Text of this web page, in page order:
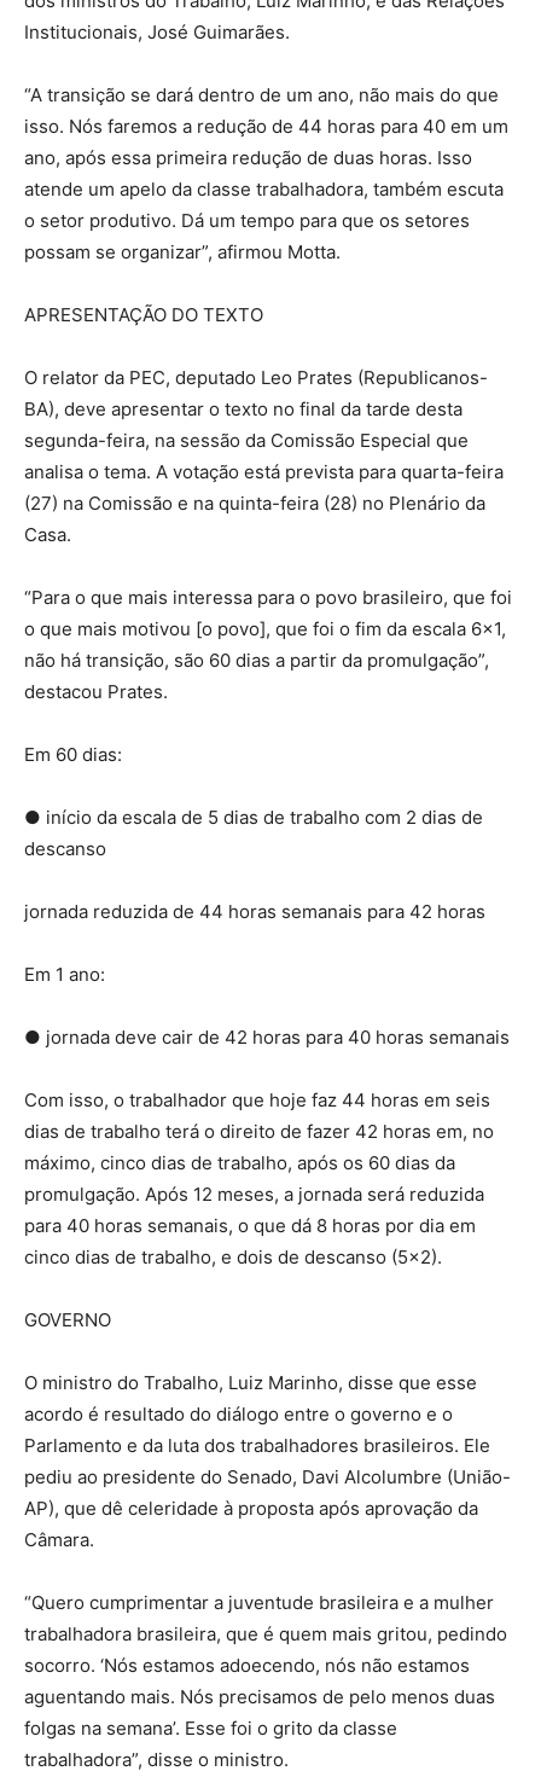
Institucionais, José Guimarães.
“A transição se dará dentro de um ano, não mais do que
isso. Nós faremos a redução de 44 horas para 40 em um
ano, após essa primeira redução de duas horas. Isso
atende um apelo da classe trabalhadora, também escuta
o setor produtivo. Dá um tempo para que os setores
possam se organizar”, afirmou Motta.
APRESENTAÇÃO DO TEXTO
O relator da PEC, deputado Leo Prates (Republicanos-
BA), deve apresentar o texto no final da tarde desta
segunda-feira, na sessão da Comissão Especial que
analisa o tema. A votação está prevista para quarta-feira
(27) na Comissão e na quinta-feira (28) no Plenário da
Casa.
“Para o que mais interessa para o povo brasileiro, que foi
o que mais motivou [o povo], que foi o fim da escala 6×1,
não há transição, são 60 dias a partir da promulgação”,
destacou Prates.
Em 60 dias:
● início da escala de 5 dias de trabalho com 2 dias de
descanso
jornada reduzida de 44 horas semanais para 42 horas
Em 1 ano:
● jornada deve cair de 42 horas para 40 horas semanais
Com isso, o trabalhador que hoje faz 44 horas em seis
dias de trabalho terá o direito de fazer 42 horas em, no
máximo, cinco dias de trabalho, após os 60 dias da
promulgação. Após 12 meses, a jornada será reduzida
para 40 horas semanais, o que dá 8 horas por dia em
cinco dias de trabalho, e dois de descanso (5×2).
GOVERNO
O ministro do Trabalho, Luiz Marinho, disse que esse
acordo é resultado do diálogo entre o governo e o
Parlamento e da luta dos trabalhadores brasileiros. Ele
pediu ao presidente do Senado, Davi Alcolumbre (União-
AP), que dê celeridade à proposta após aprovação da
Câmara.
“Quero cumprimentar a juventude brasileira e a mulher
trabalhadora brasileira, que é quem mais gritou, pedindo
socorro. ‘Nós estamos adoecendo, nós não estamos
aguentando mais. Nós precisamos de pelo menos duas
folgas na semana’. Esse foi o grito da classe
trabalhadora”, disse o ministro.